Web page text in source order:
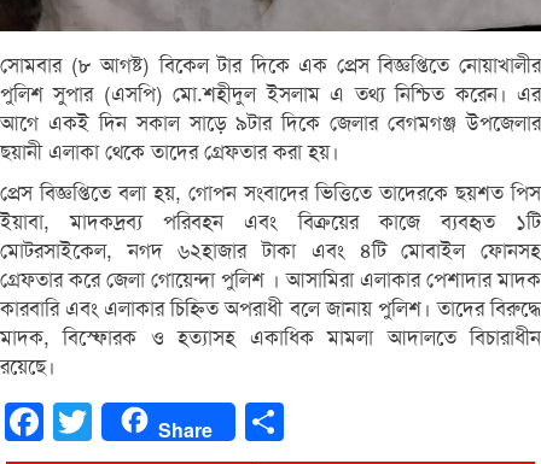
সোমবার (৮ আগষ্ট) বিকেল টার দিকে এক প্রেস বিজ্ঞপ্তিতে নোয়াখালীর
পুলিশ সুপার (এসপি) মো.শহীদুল ইসলাম এ তথ্য নিশ্চিত করেন। এর
আগে একই দিন সকাল সাড়ে ৯টার দিকে জেলার বেগমগঞ্জ উপজেলার
ছয়ানী এলাকা থেকে তাদের গ্রেফতার করা হয়।
প্রেস বিজ্ঞপ্তিতে বলা হয়, গোপন সংবাদের ভিত্তিতে তাদেরকে ছয়শত পিস
ইয়াবা, মাদকদ্রব্য পরিবহন এবং বিক্রয়ের কাজে ব্যবহৃত ১টি
মোটরসাইকেল, নগদ ৬২হাজার টাকা এবং ৪টি মোবাইল ফোনসহ
গ্রেফতার করে জেলা গোয়েন্দা পুলিশ । আসামিরা এলাকার পেশাদার মাদক
কারবারি এবং এলাকার চিহ্নিত অপরাধী বলে জানায় পুলিশ। তাদের বিরুদ্ধে
মাদক, বিস্ফোরক ও হত্যাসহ একাধিক মামলা আদালতে বিচারাধীন
রয়েছে।
FacebookTwitter Share